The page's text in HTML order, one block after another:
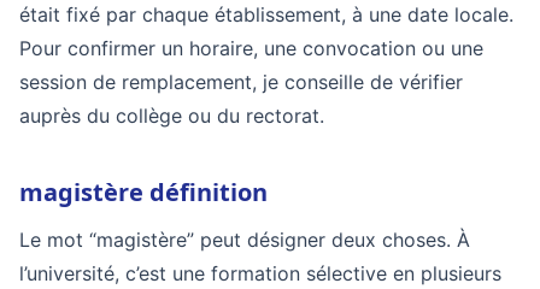
était fixé par chaque établissement, à une date locale.
Pour confirmer un horaire, une convocation ou une
session de remplacement, je conseille de vérifier
auprès du collège ou du rectorat.
magistère définition
Le mot “magistère” peut désigner deux choses. À
l’université, c’est une formation sélective en plusieurs